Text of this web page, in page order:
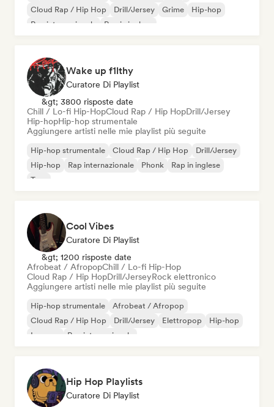
Cloud Rap / Hip Hop
Drill/Jersey Grime
Hip-hop
Rap internazionale
Rap in inglese
Wake up f1lthy
Curatore Di Playlist
&gt; 3800 risposte date
Chill / Lo-fi Hip-HopCloud Rap / Hip HopDrill/Jersey
Hip-hopHip-hop strumentale
Aggiungere artisti nelle mie playlist più seguite
Hip-hop strumentale Cloud Rap / Hip Hop
Drill/Jersey
Hip-hop
Rap internazionale Phonk
Rap in inglese
Trap
Cool Vibes
Curatore Di Playlist
&gt; 1200 risposte date
Afrobeat / AfropopChill / Lo-fi Hip-Hop
Cloud Rap / Hip HopDrill/JerseyRock elettronico
Aggiungere artisti nelle mie playlist più seguite
Hip-hop strumentale
Afrobeat / Afropop
Cloud Rap / Hip Hop
Drill/Jersey Elettropop
Hip-hop
Iperpop
Rap internazionale
Hip Hop Playlists
Curatore Di Playlist